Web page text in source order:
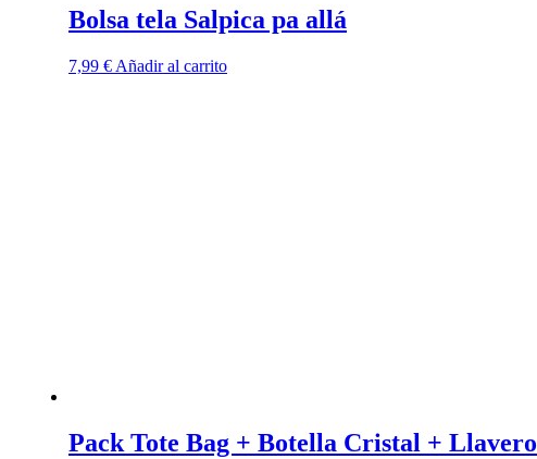
Bolsa tela Salpica pa allá
7,99 € Añadir al carrito
Pack Tote Bag + Botella Cristal + Llavero